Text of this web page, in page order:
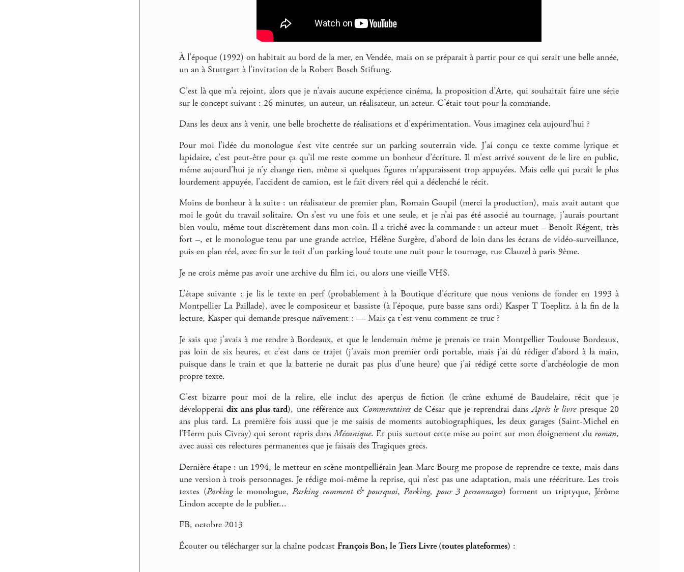
À l’époque (1992) on habitait au bord de la mer, en Vendée, mais on se préparait à partir pour ce qui serait une belle année,
un an à Stuttgart à l’invitation de la Robert Bosch Stiftung.
C’est là que m’a rejoint, alors que je n’avais aucune expérience cinéma, la proposition d’Arte, qui souhaitait faire une série
sur le concept suivant : 26 minutes, un auteur, un réalisateur, un acteur. C’était tout pour la commande.
Dans les deux ans à venir, une belle brochette de réalisations et d’expérimentation. Vous imaginez cela aujourd’hui ?
Pour moi l’idée du monologue s’est vite centrée sur un parking souterrain vide. J’ai conçu ce texte comme lyrique et
lapidaire, c’est peut-être pour ça qu’il me reste comme un bonheur d’écriture. Il m’est arrivé souvent de le lire en public,
même aujourd’hui je n’y change rien, même si quelques figures m’apparaissent trop appuyées. Mais celle qui paraît le plus
lourdement appuyée, l’accident de camion, est le fait divers réel qui a déclenché le récit.
Moins de bonheur à la suite : un réalisateur de premier plan, Romain Goupil (merci la production), mais avait autant que
moi le goût du travail solitaire. On s’est vu une fois et une seule, et je n’ai pas été associé au tournage, j’aurais pourtant
bien voulu, même tout discrètement dans mon coin. Il a triché avec la commande : un acteur muet – Benoît Régent, très
fort –, et le monologue tenu par une grande actrice, Hélène Surgère, d’abord de loin dans les écrans de vidéo-surveillance,
puis en plan réel, avec fin sur le toit d’un parking loué toute une nuit pour le tournage, rue Clauzel à paris 9ème.
Je ne crois même pas avoir une archive du film ici, ou alors une vieille VHS.
L’étape suivante : je lis le texte en perf (probablement à la Boutique d’écriture que nous venions de fonder en 1993 à
Montpellier La Paillade), avec le compositeur et bassiste (à l’époque, pure basse sans ordi) Kasper T Toeplitz. à la fin de la
lecture, Kasper qui demande presque naïvement : — Mais ça t’est venu comment ce truc ?
Je sais que j’avais à me rendre à Bordeaux, et que le lendemain même je prenais ce train Montpellier Toulouse Bordeaux,
pas loin de six heures, et c’est dans ce trajet (j’avais mon premier ordi portable, mais j’ai dû rédiger d’abord à la main,
puisque dans le train et que la batterie ne durait pas plus d’une heure) que j’ai rédigé cette sorte d’archéologie de mon
propre texte.
C’est bizarre pour moi de la relire, elle inclut des aperçus de fiction (le crâne exhumé de Baudelaire, récit que je
développeraidix ans plus tard), une référence aux Commentairesde César que je reprendrai dansAprès le livrepresque 20
ans plus tard. La première fois aussi que je me saisis de moments autobiographiques, les deux garages (Saint-Michel en
l’Herm puis Civray) qui seront repris dansMécanique. Et puis surtout cette mise au point sur mon éloignement du roman,
avec aussi ces relectures permanentes que je faisais des Tragiques grecs.
Dernière étape : un 1994, le metteur en scène montpelliérain Jean-Marc Bourg me propose de reprendre ce texte, mais dans
une version à trois personnages. Je rédige moi-même la reprise, qui n’est pas une adaptation, mais une réécriture. Les trois
textes (Parkingle monologue,Parking comment & pourquoi,Parking, pour 3 personnages) forment un triptyque, Jérôme
Lindon accepte de le publier...
FB, octobre 2013
Écouter ou télécharger sur la chaîne podcast François Bon, le Tiers Livre (toutes plateformes) :